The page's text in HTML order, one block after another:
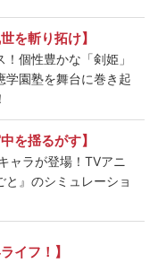
を斬り拓け】
個性豊かな「剣姫」
学園塾を舞台に巻き起
を揺るがす】
ャラが登場！TVアニ
と』のシミュレーショ
イフ！】